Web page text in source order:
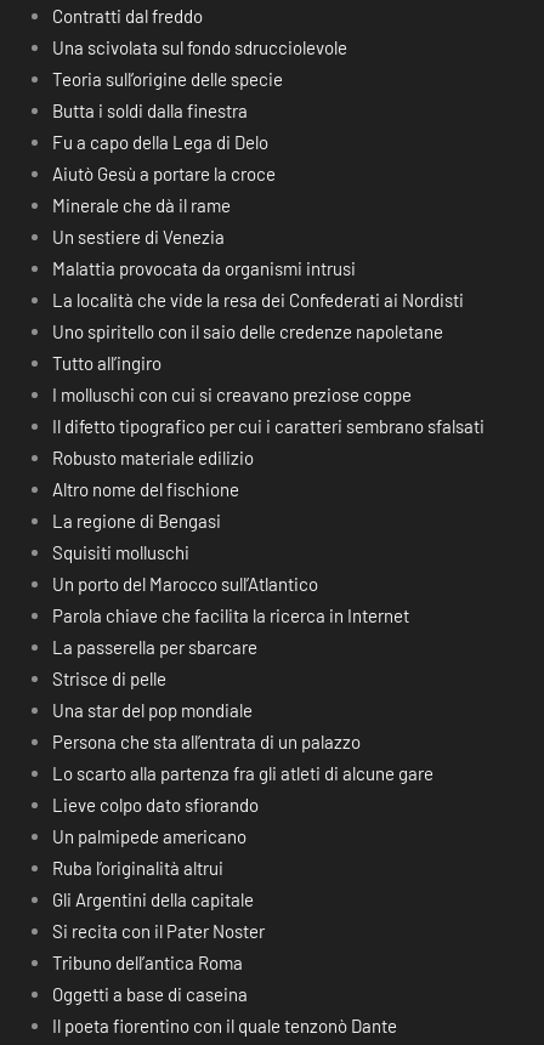
Contratti dal freddo
Una scivolata sul fondo sdrucciolevole
Teoria sull’origine delle specie
Butta i soldi dalla finestra
Fu a capo della Lega di Delo
Aiutò Gesù a portare la croce
Minerale che dà il rame
Un sestiere di Venezia
Malattia provocata da organismi intrusi
La località che vide la resa dei Confederati ai Nordisti
Uno spiritello con il saio delle credenze napoletane
Tutto all’ingiro
I molluschi con cui si creavano preziose coppe
Il difetto tipografico per cui i caratteri sembrano sfalsati
Robusto materiale edilizio
Altro nome del fischione
La regione di Bengasi
Squisiti molluschi
Un porto del Marocco sull’Atlantico
Parola chiave che facilita la ricerca in Internet
La passerella per sbarcare
Strisce di pelle
Una star del pop mondiale
Persona che sta all’entrata di un palazzo
Lo scarto alla partenza fra gli atleti di alcune gare
Lieve colpo dato sfiorando
Un palmipede americano
Ruba l’originalità altrui
Gli Argentini della capitale
Si recita con il Pater Noster
Tribuno dell’antica Roma
Oggetti a base di caseina
Il poeta fiorentino con il quale tenzonò Dante